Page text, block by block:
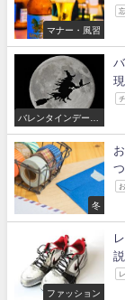
マナー・風習
バレンタインデー・
冬
ファッション